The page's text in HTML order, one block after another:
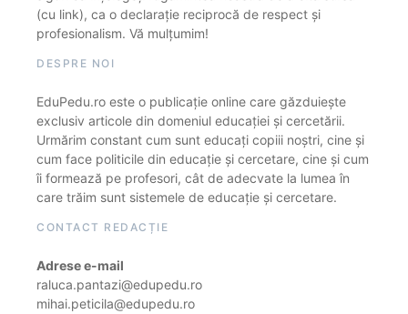
(cu link), ca o declarație reciprocă de respect și
profesionalism. Vă mulțumim!
DESPRE NOI
EduPedu.ro este o publicație online care găzduiește
exclusiv articole din domeniul educației și cercetării.
Urmărim constant cum sunt educați copiii noștri, cine și
cum face politicile din educație și cercetare, cine și cum
îi formează pe profesori, cât de adecvate la lumea în
care trăim sunt sistemele de educație și cercetare.
CONTACT REDACȚIE
Adrese e-mail
raluca.pantazi@edupedu.ro
mihai.peticila@edupedu.ro